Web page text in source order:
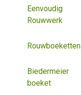
Eenvoudig
Rouwwerk
Rouwboeketten
Biedermeier
boeket